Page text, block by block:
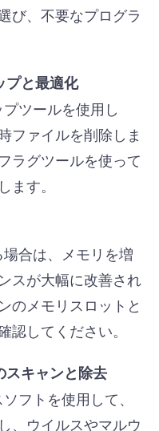
び、不要なプログラ
プと最適化
ツールを使用し
ファイルを削除しま
ラグツールを使って
す。
合は、メモリを増
スが大幅に改善され
のメモリスロットと
してください。
スキャンと除去
フトを使用して、
、ウイルスやマルウ